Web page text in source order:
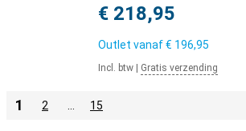
€ 218,95
Outlet vanaf€ 196,95
Incl. btw Gratis verzending
1 2 15